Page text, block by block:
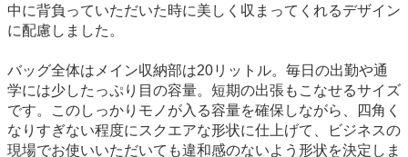
中に背負っていただいた時に美しく収まってくれるデザイン
に配慮しました。
バッグ全体はメイン収納部は20リットル。毎日の出勤や通
学には少したっぷり目の容量。短期の出張もこなせるサイズ
です。このしっかりモノが入る容量を確保しながら、四角く
なりすぎない程度にスクエアな形状に仕上げて、ビジネスの
現場でお使いいただいても違和感のないよう形状を決定しま